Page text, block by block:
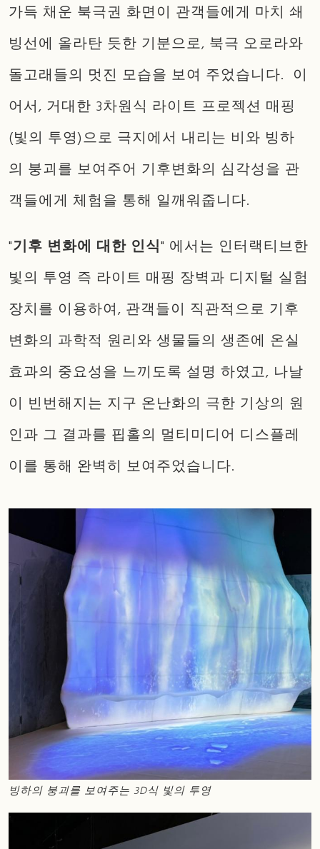
가득 채운 북극권 화면이 관객들에게 마치 쇄
빙선에 올라탄 듯한 기분으로, 북극 오로라와
돌고래들의 멋진 모습을 보여 주었습니다. 이
어서, 거대한 3차원식 라이트 프로젝션 매핑
(빛의 투영)으로 극지에서 내리는 비와 빙하
의 붕괴를 보여주어 기후변화의 심각성을 관
객들에게 체험을 통해 일깨워줍니다.
"기후 변화에 대한 인식" 에서는 인터랙티브한
빛의 투영 즉 라이트 매핑 장벽과 디지털 실험
장치를 이용하여, 관객들이 직관적으로 기후
변화의 과학적 원리와 생물들의 생존에 온실
효과의 중요성을 느끼도록 설명 하였고, 나날
이 빈번해지는 지구 온난화의 극한 기상의 원
인과 그 결과를 핍홀의 멀티미디어 디스플레
이를 통해 완벽히 보여주었습니다.
빙하의 붕괴를 보여주는 3D식 빛의 투영